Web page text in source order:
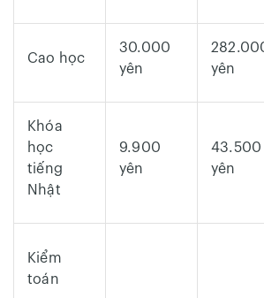
Cao học
30.000
yên
yên
Khóa
học
tiếng
Nhật
9.900
yên
43.500
yên
Kiểm
toán